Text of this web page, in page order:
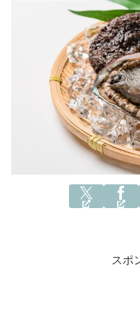
スポ